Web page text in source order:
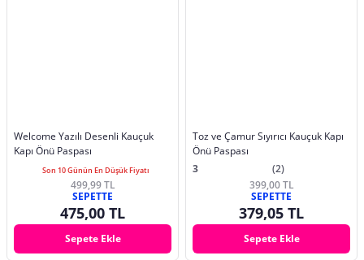
Welcome Yazılı Desenli Kauçuk
Kapı Önü Paspası
Son 10 Günün En Düşük Fiyatı
499,99 TL
SEPETTE
475,00 TL
Sepete Ekle
Toz ve Çamur Sıyırıcı Kauçuk Kapı
Önü Paspası
3
(2)
399,00 TL
SEPETTE
379,05 TL
Sepete Ekle